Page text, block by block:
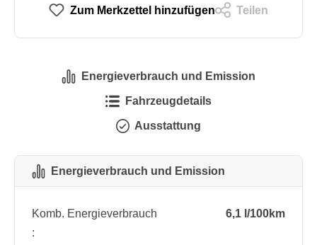
Zum Merkzettel hinzufügen Teilen
Energieverbrauch und Emission
Fahrzeugdetails
Ausstattung
Energieverbrauch und Emission
Komb. Energieverbrauch
:
6,1 l/100km